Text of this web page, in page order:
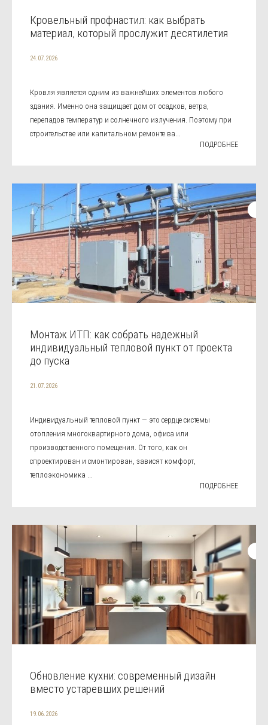
Кровельный профнастил: как выбрать
материал, который прослужит десятилетия
24.07.2026
Кровля является одним из важнейших элементов любого
здания. Именно она защищает дом от осадков, ветра,
перепадов температур и солнечного излучения. Поэтому при
строительстве или капитальном ремонте ва...
ПОДРОБНЕЕ
Монтаж ИТП: как собрать надежный
индивидуальный тепловой пункт от проекта
до пуска
21.07.2026
Индивидуальный тепловой пункт — это сердце системы
отопления многоквартирного дома, офиса или
производственного помещения. От того, как он
спроектирован и смонтирован, зависят комфорт,
теплоэкономика ...
ПОДРОБНЕЕ
Обновление кухни: современный дизайн
вместо устаревших решений
19.06.2026